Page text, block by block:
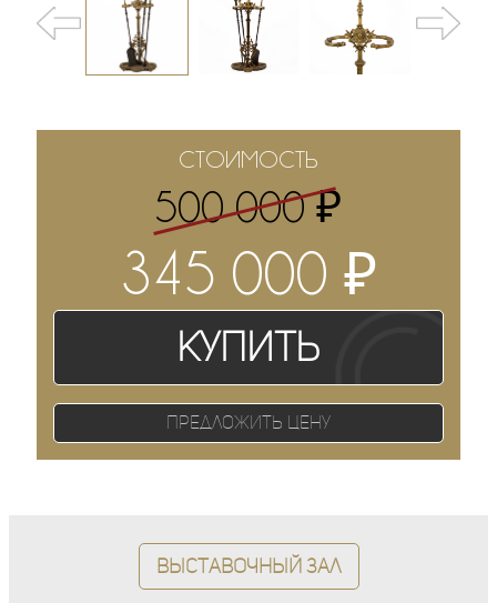
СТОИМОСТЬ
500 000₽
345 000 ₽
Купить
Предложить цену
Выставочный зал